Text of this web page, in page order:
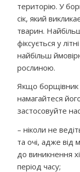
територію. У
сік, який
тварин.
фіксується у
найбільш
рослиною.
Якщо борщівник
намагайтеся
застосовуйте
– ніколи не
та очі, адже від
до виникнення
період часу;